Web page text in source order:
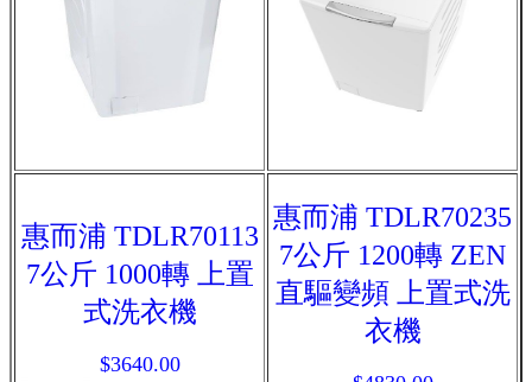
惠而浦 TDLR70113
7公斤 1000轉 上置
式洗衣機
$3640.00
惠而浦 TDLR70235
7公斤 1200轉 ZEN
直驅變頻 上置式洗
衣機